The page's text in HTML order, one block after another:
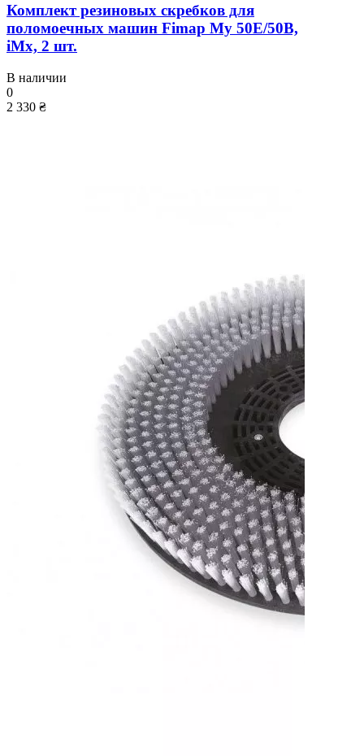
Комплект резиновых скребков для
поломоечных машин Fimap My 50E/50B,
iМx, 2 шт.
В наличии
0
2 330 ₴